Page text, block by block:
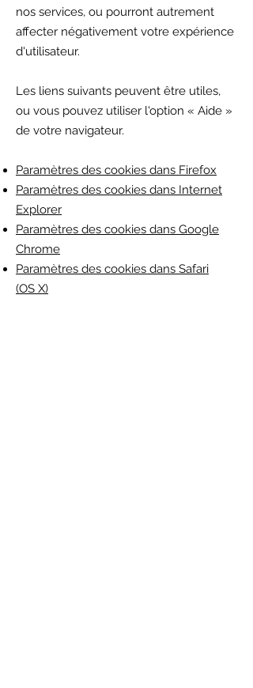
nos services, ou pourront autrement
affecter négativement votre expérience
d'utilisateur.
Les liens suivants peuvent être utiles,
ou vous pouvez utiliser l'option « Aide »
de votre navigateur.
Paramètres des cookies dans Firefox
Paramètres des cookies dans Internet
Explorer
Paramètres des cookies dans Google
Chrome
Paramètres des cookies dans Safari
(OS X)